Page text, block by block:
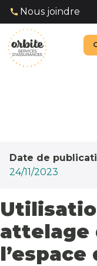
Nous joindre
Date de
24/11/2023
attelage